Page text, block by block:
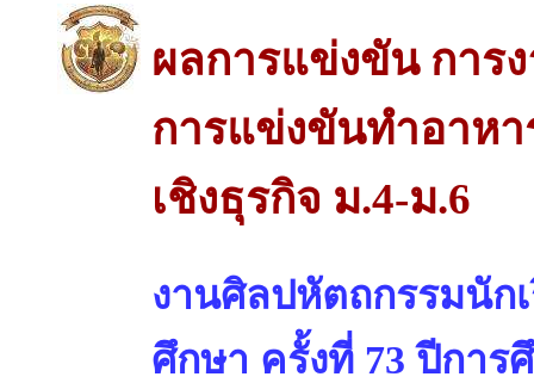
ผลการแข่งขัน การ
การแข่งขันทำอาห
เชิงธุรกิจ ม.4-ม.6
งานศิลปหัตถกรรมนัก
ศึกษา ครั้งที่ 73 ปีการ